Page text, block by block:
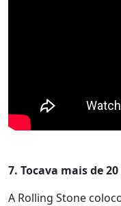
7. Tocava mais de
A Rolling Stone